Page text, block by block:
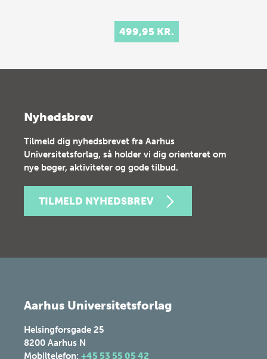
499,95 KR.
Nyhedsbrev
Tilmeld dig nyhedsbrevet fra Aarhus
Universitetsforlag, så holder vi dig orienteret om
nye bøger, aktiviteter og gode tilbud.
TILMELD NYHEDSBREV
Aarhus Universitetsforlag
Helsingforsgade 25
8200 Aarhus N
Mobiltelefon: +45 53 55 05 42